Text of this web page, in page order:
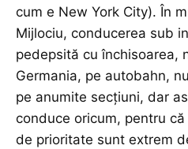
cum e New York City). În
Mijlociu, conducerea sub
pedepsită cu închisoarea,
Germania, pe autobahn,
pe anumite secțiuni, dar
conduce oricum, pentru
de prioritate sunt extrem